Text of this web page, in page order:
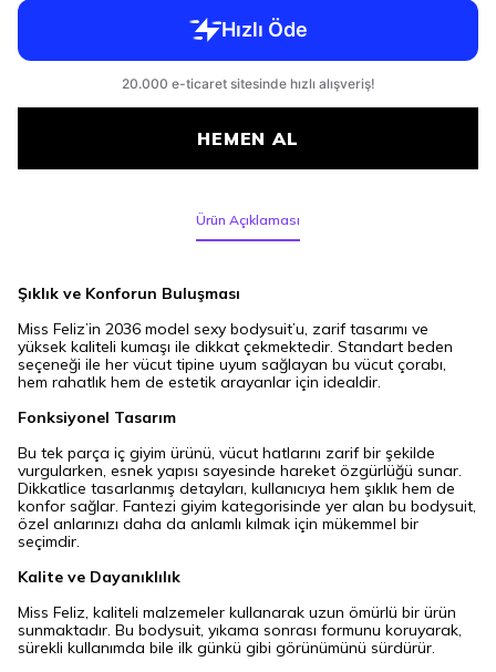
HEMEN AL
Ürün Açıklaması
Şıklık ve Konforun Buluşması
Miss Feliz’in 2036 model sexy bodysuit’u, zarif tasarımı ve
yüksek kaliteli kumaşı ile dikkat çekmektedir. Standart beden
seçeneği ile her vücut tipine uyum sağlayan bu vücut çorabı,
hem rahatlık hem de estetik arayanlar için idealdir.
Fonksiyonel Tasarım
Bu tek parça iç giyim ürünü, vücut hatlarını zarif bir şekilde
vurgularken, esnek yapısı sayesinde hareket özgürlüğü sunar.
Dikkatlice tasarlanmış detayları, kullanıcıya hem şıklık hem de
konfor sağlar. Fantezi giyim kategorisinde yer alan bu bodysuit,
özel anlarınızı daha da anlamlı kılmak için mükemmel bir
seçimdir.
Kalite ve Dayanıklılık
Miss Feliz, kaliteli malzemeler kullanarak uzun ömürlü bir ürün
sunmaktadır. Bu bodysuit, yıkama sonrası formunu koruyarak,
sürekli kullanımda bile ilk günkü gibi görünümünü sürdürür.